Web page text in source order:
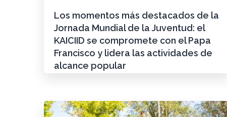
Los momentos más destacados de la
Jornada Mundial de la Juventud: el
KAICIID se compromete con el Papa
Francisco y lidera las actividades de
alcance popular